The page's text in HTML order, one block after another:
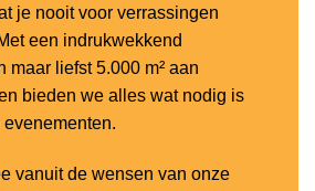
je nooit voor verrassingen
een indrukwekkend
maar liefst 5.000 m² aan
bieden we alles wat nodig is
vanuit de wensen van onze